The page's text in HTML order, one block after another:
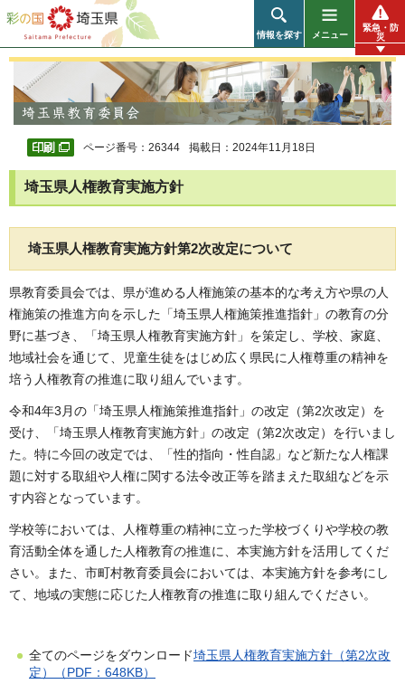
彩の国 埼玉県
情報を探す メニュー
緊急・防
災
ページ番号：26344 掲載日：2024年11月18日
埼玉県人権教育実施方針
埼玉県人権教育実施方針第2次改定について
県教育委員会では、県が進める人権施策の基本的な考え方や県の人
権施策の推進方向を示した「埼玉県人権施策推進指針」の教育の分
野に基づき、「埼玉県人権教育実施方針」を策定し、学校、家庭、
地域社会を通じて、児童生徒をはじめ広く県民に人権尊重の精神を
培う人権教育の推進に取り組んでいます。
令和4年3月の「埼玉県人権施策推進指針」の改定（第2次改定）を
受け、「埼玉県人権教育実施方針」の改定（第2次改定）を行いまし
た。特に今回の改定では、「性的指向・性自認」など新たな人権課
題に対する取組や人権に関する法令改正等を踏まえた取組などを示
す内容となっています。
学校等においては、人権尊重の精神に立った学校づくりや学校の教
育活動全体を通した人権教育の推進に、本実施方針を活用してくだ
さい。また、市町村教育委員会においては、本実施方針を参考にし
て、地域の実態に応じた人権教育の推進に取り組んでください。
全てのページをダウンロード埼玉県人権教育実施方針（第2次改
定）（PDF：648KB）